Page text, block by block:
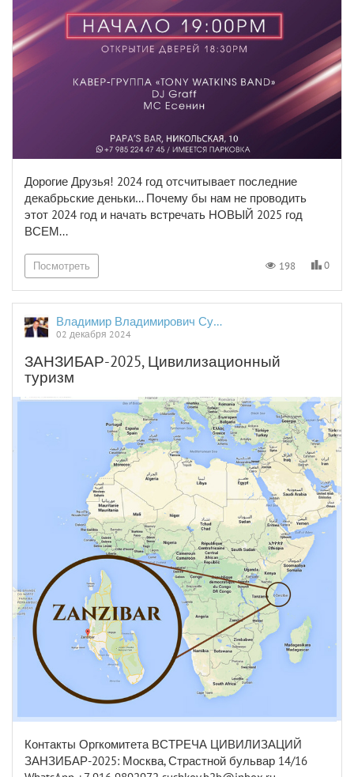
Дорогие Друзья! 2024 год отсчитывает последние
декабрьские деньки… Почему бы нам не проводить
этот 2024 год и начать встречать НОВЫЙ 2025 год
ВСЕМ...
Посмотреть 198 0
Владимир Владимирович Сушков
02 декабря 2024
ЗАНЗИБАР-2025, Цивилизационный
туризм
Контакты Оргкомитета ВСТРЕЧА ЦИВИЛИЗАЦИЙ
ЗАНЗИБАР-2025: Москва, Страстной бульвар 14/16